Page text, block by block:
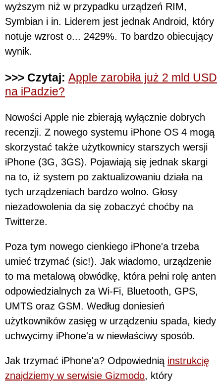
wyższym niż w przypadku urządzeń RIM,
Symbian i in. Liderem jest jednak Android, który
notuje wzrost o... 2429%. To bardzo obiecujący
wynik.
>>> Czytaj: Apple zarobiła już 2 mld USD
na iPadzie?
Nowości Apple nie zbierają wyłącznie dobrych
recenzji. Z nowego systemu iPhone OS 4 mogą
skorzystać także użytkownicy starszych wersji
iPhone (3G, 3GS). Pojawiają się jednak skargi
na to, iż system po zaktualizowaniu działa na
tych urządzeniach bardzo wolno. Głosy
niezadowolenia da się zobaczyć choćby na
Twitterze.
Poza tym nowego cienkiego iPhone'a trzeba
umieć trzymać (sic!). Jak wiadomo, urządzenie
to ma metalową obwódkę, która pełni rolę anten
odpowiedzialnych za Wi-Fi, Bluetooth, GPS,
UMTS oraz GSM. Według doniesień
użytkowników zasięg w urządzeniu spada, kiedy
uchwycimy iPhone'a w niewłaściwy sposób.
Jak trzymać iPhone'a? Odpowiednią instrukcję
znajdziemy w serwisie Gizmodo, który